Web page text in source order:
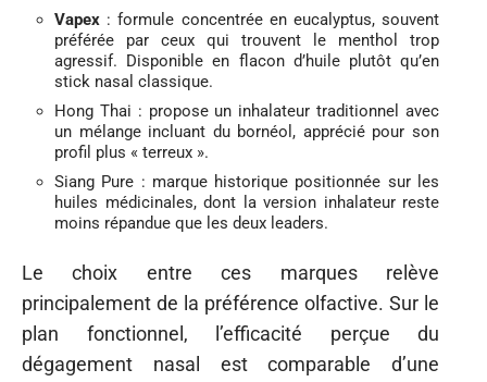
Vapex : formule concentrée en eucalyptus, souvent
préférée par ceux qui trouvent le menthol trop
agressif. Disponible en flacon d’huile plutôt qu’en
stick nasal classique.
Hong Thai : propose un inhalateur traditionnel avec
un mélange incluant du bornéol, apprécié pour son
profil plus « terreux ».
Siang Pure : marque historique positionnée sur les
huiles médicinales, dont la version inhalateur reste
moins répandue que les deux leaders.
Le choix entre ces marques relève
principalement de la préférence olfactive. Sur le
plan fonctionnel, l’efficacité perçue du
dégagement nasal est comparable d’une